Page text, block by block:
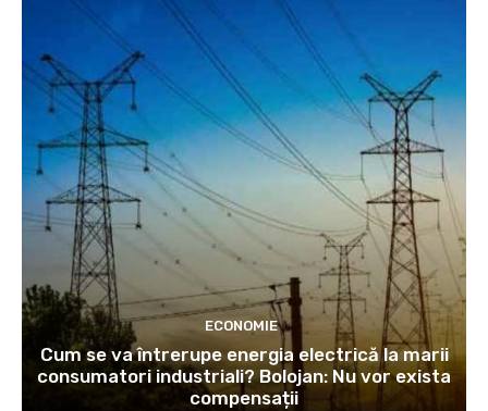
ECONOMIE
Cum se va întrerupe energia electrică la marii
consumatori industriali? Bolojan: Nu vor exista
compensații